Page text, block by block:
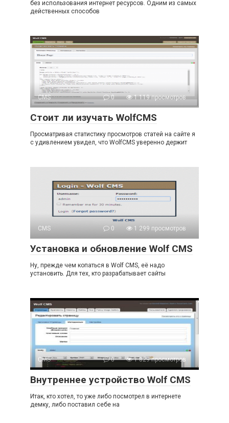
без использования интернет ресурсов. Одним из самых
действенных способов
CMS 0 1 119 просмотров
Стоит ли изучать WolfCMS
Просматривая статистику просмотров статей на сайте я
с удивлением увидел, что WolfCMS уверенно держит
CMS 0 1 299 просмотров
Установка и обновление Wolf CMS
Ну, прежде чем копаться в Wolf CMS, её надо
установить. Для тех, кто разрабатывает сайты
CMS 0 1 829 просмотров
Внутреннее устройство Wolf CMS
Итак, кто хотел, то уже либо посмотрел в интернете
демку, либо поставил себе на